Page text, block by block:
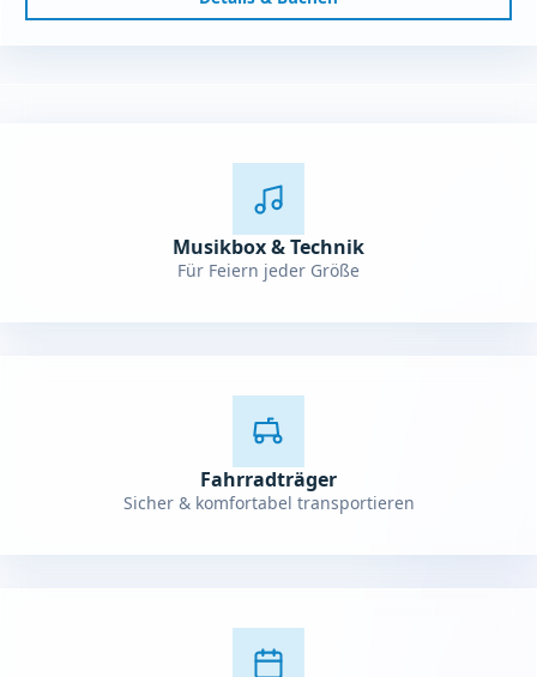
Musikbox & Technik
Für Feiern jeder Größe
Fahrradträger
Sicher & komfortabel transportieren